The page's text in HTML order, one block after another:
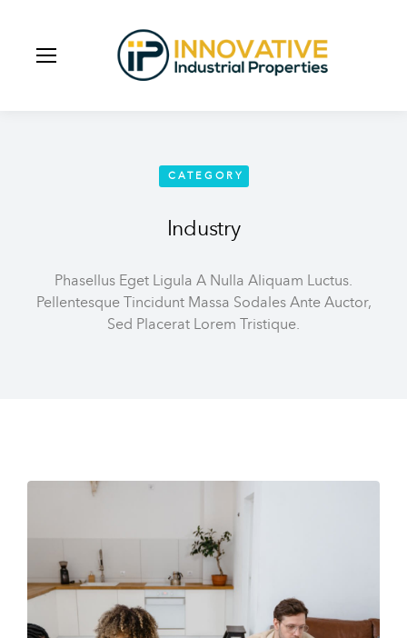
CATEGORY
Industry
Phasellus Eget Ligula A Nulla Aliquam Luctus.
Pellentesque Tincidunt Massa Sodales Ante Auctor,
Sed Placerat Lorem Tristique.